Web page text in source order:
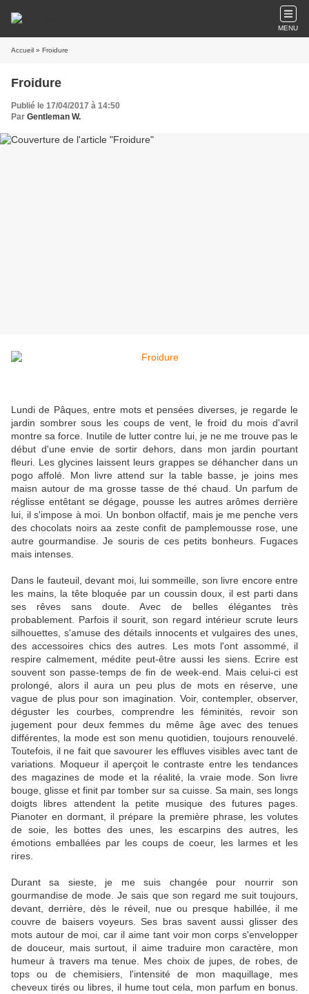
MENU
Accueil » Froidure
Froidure
Publié le 17/04/2017 à 14:50
Par Gentleman W.
Lundi de Pâques, entre mots et pensées diverses, je regarde le
jardin sombrer sous les coups de vent, le froid du mois d'avril
montre sa force. Inutile de lutter contre lui, je ne me trouve pas le
début d'une envie de sortir dehors, dans mon jardin pourtant
fleuri. Les glycines laissent leurs grappes se déhancher dans un
pogo affolé. Mon livre attend sur la table basse, je joins mes
maisn autour de ma grosse tasse de thé chaud. Un parfum de
réglisse entêtant se dégage, pousse les autres arômes derrière
lui, il s'impose à moi. Un bonbon olfactif, mais je me penche vers
des chocolats noirs aa zeste confit de pamplemousse rose, une
autre gourmandise. Je souris de ces petits bonheurs. Fugaces
mais intenses.
Dans le fauteuil, devant moi, lui sommeille, son livre encore entre
les mains, la tête bloquée par un coussin doux, il est parti dans
ses rêves sans doute. Avec de belles élégantes très
probablement. Parfois il sourit, son regard intérieur scrute leurs
silhouettes, s'amuse des détails innocents et vulgaires des unes,
des accessoires chics des autres. Les mots l'ont assommé, il
respire calmement, médite peut-être aussi les siens. Ecrire est
souvent son passe-temps de fin de week-end. Mais celui-ci est
prolongé, alors il aura un peu plus de mots en réserve, une
vague de plus pour son imagination. Voir, contempler, observer,
déguster les courbes, comprendre les féminités, revoir son
jugement pour deux femmes du même âge avec des tenues
différentes, la mode est son menu quotidien, toujours renouvelé.
Toutefois, il ne fait que savourer les effluves visibles avec tant de
variations. Moqueur il aperçoit le contraste entre les tendances
des magazines de mode et la réalité, la vraie mode. Son livre
bouge, glisse et finit par tomber sur sa cuisse. Sa main, ses longs
doigts libres attendent la petite musique des futures pages.
Pianoter en dormant, il prépare la première phrase, les volutes
de soie, les bottes des unes, les escarpins des autres, les
émotions emballées par les coups de coeur, les larmes et les
rires.
Durant sa sieste, je me suis changée pour nourrir son
gourmandise de mode. Je sais que son regard me suit toujours,
devant, derrière, dès le réveil, nue ou presque habillée, il me
couvre de baisers voyeurs. Ses bras savent aussi glisser des
mots autour de moi, car il aime tant voir mon corps s'envelopper
de douceur, mais surtout, il aime traduire mon caractère, mon
humeur à travers ma tenue. Mes choix de jupes, de robes, de
tops ou de chemisiers, l'intensité de mon maquillage, mes
cheveux tirés ou libres, il hume tout cela, mon parfum en bonus.